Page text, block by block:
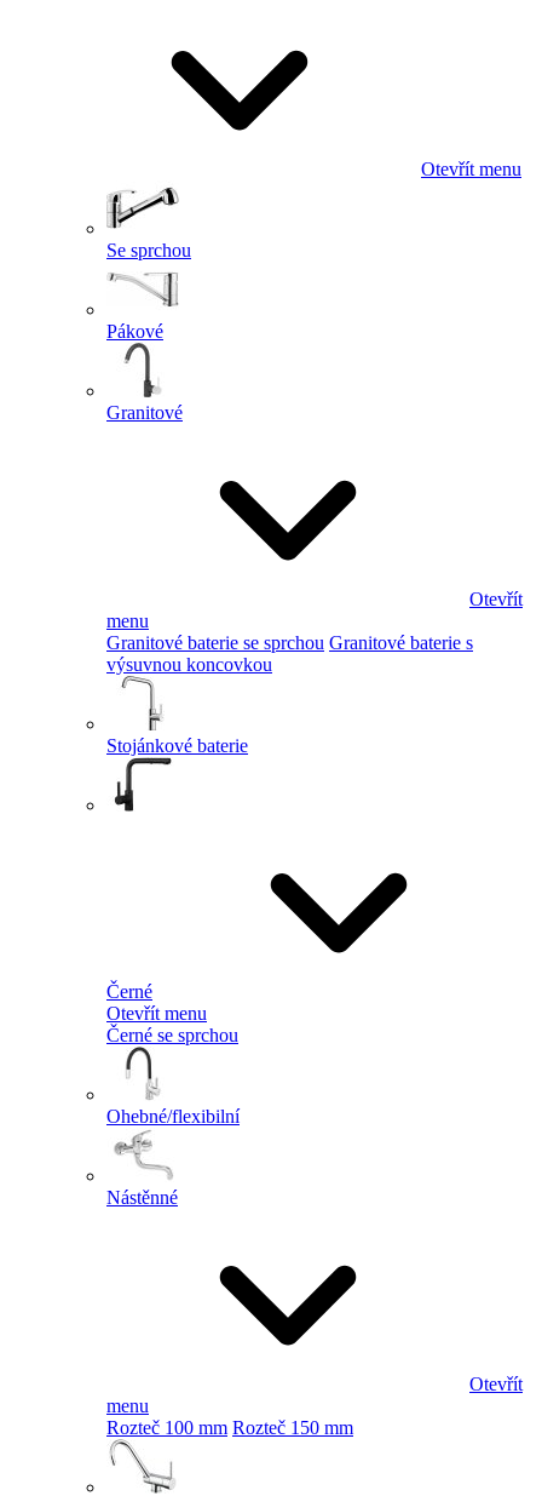
Otevřít menu
Se sprchou
Pákové
Granitové
Otevřít
menu
Granitové baterie se sprchou Granitové baterie s
výsuvnou koncovkou
Stojánkové baterie
Černé
Otevřít menu
Černé se sprchou
Ohebné/flexibilní
Nástěnné
Otevřít
menu
Rozteč 100 mm Rozteč 150 mm